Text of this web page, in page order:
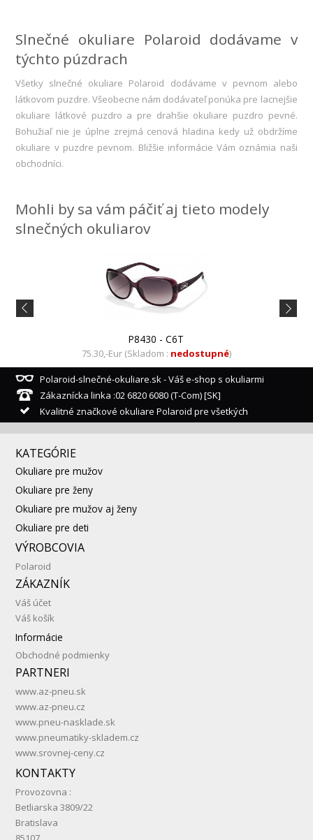
Slnečné okuliare Polaroid dodávame v
týchto púzdrach
Všetky slnečné okuliare Polaroid dodávame v pevnom alebo
látkovom puzdre. Všeobecne nám dodávateľ ponúka pre lacnejšie
okuliare látkové puzdro a pre drahšie okuliare puzdro pevné.
Bohužiaľ nie je úplne zrejmá cenová hladina kedy už obdržíme
okuliare v puzdre pevnom. Bližšie informácie Vám oznámia naši
obchodníci.
Mohli by sa vám páčiť aj tieto modely
slnečných okuliarov
P8430 - C6T
75.30,-Eur (Skladom : nedostupné)
Polaroid-slnečné-okuliare.sk - Váš e-shop s okuliarmi
Zákaznícka linka :02 6820 6080 (T-Com) [SK]
Kvalitné značkové okuliare Polaroid pre všetkých
KATEGÓRIE
Okuliare pre mužov
Okuliare pre ženy
Okuliare pre mužov aj ženy
Okuliare pre deti
VÝROBCOVIA
Polaroid
ZÁKAZNÍK
Váš účet
Váš košík
Informácie
Obchodné podmienky
PARTNERI
www.az-pneu.sk
www.az-pneu.cz
www.pneu-nasklade.sk
www.pneumatiky-skladem.cz
www.srovnej-ceny.cz
KONTAKTY
Provozovna :
Betliarska 3809/22
Bratislava